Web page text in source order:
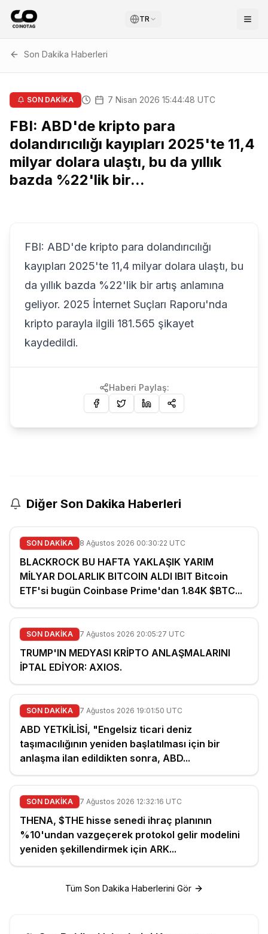
TR
Son Dakika Haberleri
SON DAKİKA 7 Nisan 2026 15:44:48 UTC
FBI: ABD'de kripto para
dolandırıcılığı kayıpları 2025'te 11,4
milyar dolara ulaştı, bu da yıllık
bazda %22'lik bir...
FBI: ABD'de kripto para dolandırıcılığı
kayıpları 2025'te 11,4 milyar dolara ulaştı, bu
da yıllık bazda %22'lik bir artış anlamına
geliyor. 2025 İnternet Suçları Raporu'nda
kripto parayla ilgili 181.565 şikayet
kaydedildi.
Haberi Paylaş:
Diğer Son Dakika Haberleri
SON DAKİKA 8 Ağustos 2026 00:30:22 UTC
BLACKROCK BU HAFTA YAKLAŞIK YARIM
MİLYAR DOLARLIK BITCOIN ALDI IBIT Bitcoin
ETF'si bugün Coinbase Prime'dan 1.84K $BTC...
SON DAKİKA 7 Ağustos 2026 20:05:27 UTC
TRUMP'IN MEDYASI KRİPTO ANLAŞMALARINI
İPTAL EDİYOR: AXIOS.
SON DAKİKA 7 Ağustos 2026 19:01:50 UTC
ABD YETKİLİSİ, "Engelsiz ticari deniz
taşımacılığının yeniden başlatılması için bir
anlaşma ilan edildikten sonra, ABD...
SON DAKİKA 7 Ağustos 2026 12:32:16 UTC
THENA, $THE hisse senedi ihraç planının
%10'undan vazgeçerek protokol gelir modelini
yeniden şekillendirmek için ARK...
Tüm Son Dakika Haberlerini Gör